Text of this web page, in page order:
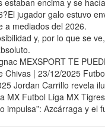
encima y se
jugador galo estuvo
a mediados del 2026.
y, por lo que se
MEXSPORT TE
| 23/12/2025
Jordan Carrillo revela
Futbol Liga MX
impulsa”: Azcárraga y el